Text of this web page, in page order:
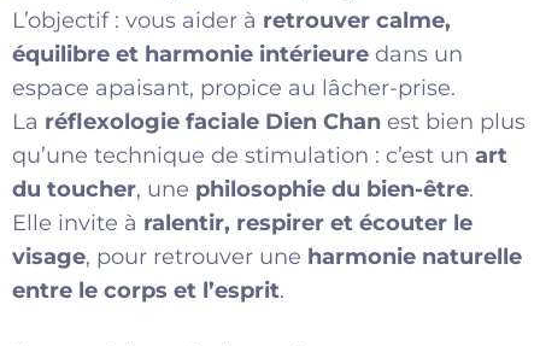
L’objectif : vous aider à retrouver calme,
équilibre et harmonie intérieure dans un
espace apaisant, propice au lâcher-prise.
La réflexologie faciale Dien Chan est bien plus
qu’une technique de stimulation : c’est un art
du toucher, une philosophie du bien-être.
Elle invite à ralentir, respirer et écouter le
visage, pour retrouver une harmonie naturelle
entre le corps et l’esprit.